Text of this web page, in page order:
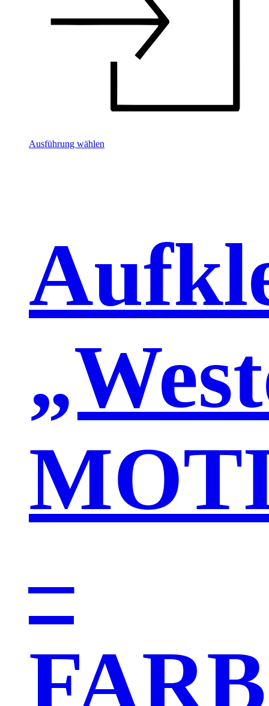
Ausführung wählen
–